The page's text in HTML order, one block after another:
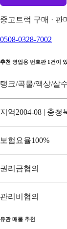
중고트럭 구매 ·
0508-0328-7002
추천 영업용 번호판 1 건이
탱크/곡물/액상/살
지역2004-08 | 충청
보험요율100%
권리금협의
관리비 협의
유관 매물 추천